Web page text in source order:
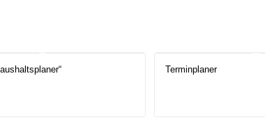
Terminplaner